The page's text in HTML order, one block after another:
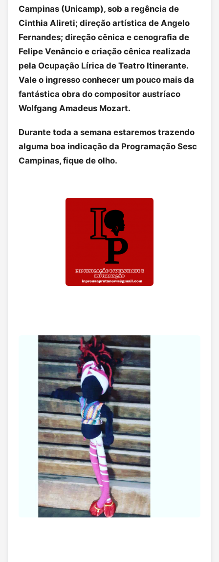
Campinas (Unicamp), sob a regência de
Cinthia Alireti; direção artística de Angelo
Fernandes; direção cênica e cenografia de
Felipe Venâncio e criação cênica realizada
pela Ocupação Lírica de Teatro Itinerante.
Vale o ingresso conhecer um pouco mais da
fantástica obra do compositor austríaco
Wolfgang Amadeus Mozart.
Durante toda a semana estaremos trazendo
alguma boa indicação da Programação Sesc
Campinas, fique de olho.